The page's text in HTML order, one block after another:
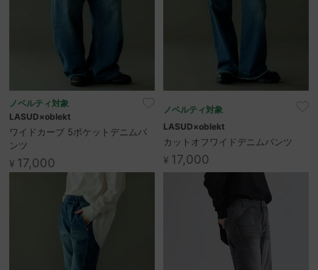
サイズガイド
ご利用ガイド/ヘルプ
お問い合わせ
ノベルティ対象
LASUD×oblekt
ワイドカーブ 5ポケットデニムパ
ンツ
¥17,000
ノベルティ対象
LASUD×oblekt
カットオフワイドデニムパンツ
¥17,000